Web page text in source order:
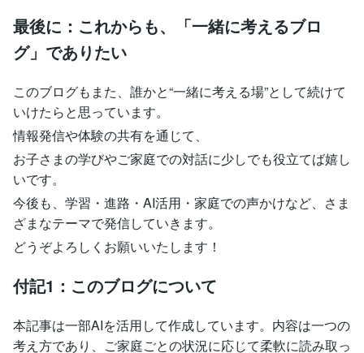
最後に：これからも、「一緒に考えるブロ
グ」でありたい
このブログもまた、誰かと“一緒に考える場”として続けて
いけたらと思っています。
情報発信や体験の共有を通じて、
お子さまの学びやご家庭での対話に少しでも役立てば嬉し
いです。
今後も、学習・進路・AI活用・家庭での声かけなど、さま
ざまなテーマで発信していきます。
どうぞよろしくお願いいたします！
付記1：このブログについて
本記事は一部AIを活用して作成しています。内容は一つの
考え方であり、ご家庭ごとの状況に応じて柔軟に読み取っ